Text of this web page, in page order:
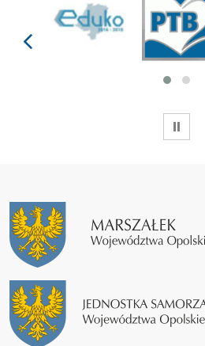
prev
WSTRZYMAJ